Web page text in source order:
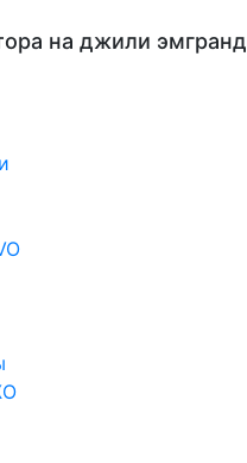
на джили эмгранд